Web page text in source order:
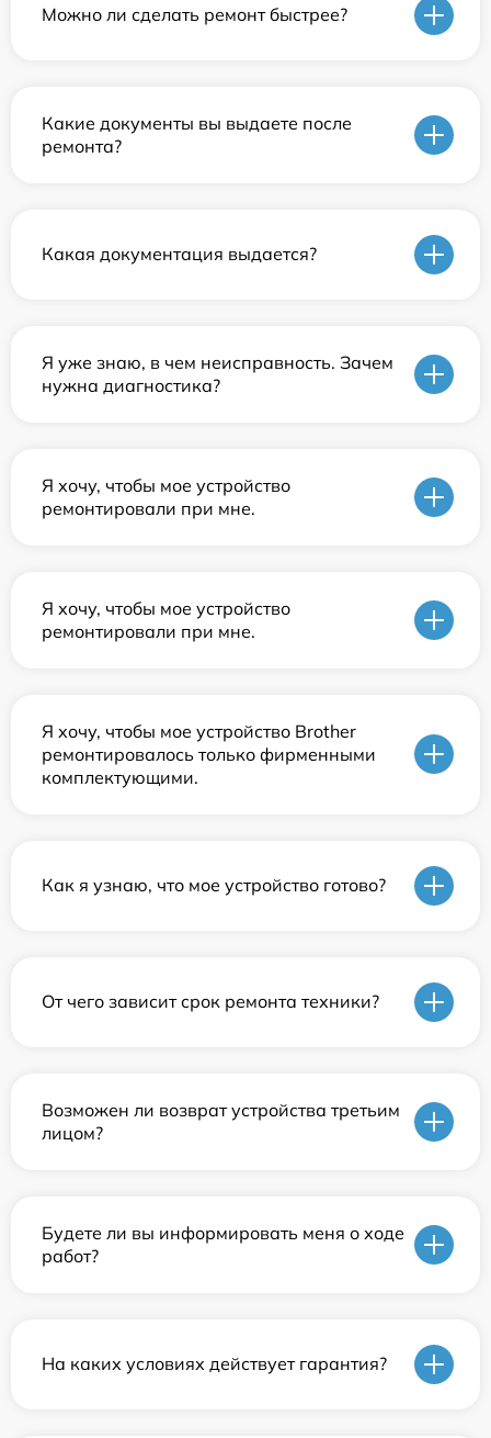
Можно ли сделать ремонт быстрее?
Какие документы вы выдаете после
ремонта?
Какая документация выдается?
Я уже знаю, в чем неисправность. Зачем
нужна диагностика?
Я хочу, чтобы мое устройство
ремонтировали при мне.
Я хочу, чтобы мое устройство
ремонтировали при мне.
Я хочу, чтобы мое устройство Brother
ремонтировалось только фирменными
комплектующими.
Как я узнаю, что мое устройство готово?
От чего зависит срок ремонта техники?
Возможен ли возврат устройства третьим
лицом?
Будете ли вы информировать меня о ходе
работ?
На каких условиях действует гарантия?